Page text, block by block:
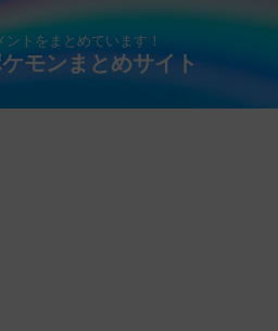
トをまとめています！
モンまとめサイト